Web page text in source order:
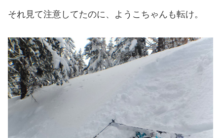
それ見て注意してたのに、ようこちゃんも転け。